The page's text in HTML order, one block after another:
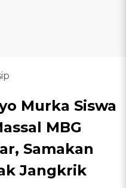
Murka Siswa
MBG
Samakan
Jangkrik